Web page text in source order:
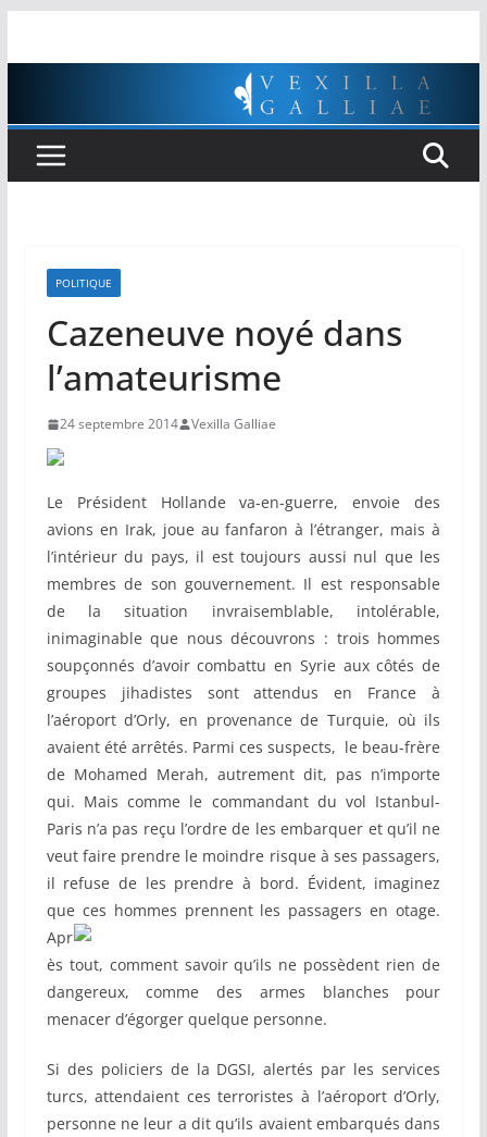
POLITIQUE
Cazeneuve noyé dans
l’amateurisme
24 septembre 2014 Vexilla Galliae
Le Président Hollande va-en-guerre, envoie des
avions en Irak, joue au fanfaron à l’étranger, mais à
l’intérieur du pays, il est toujours aussi nul que les
membres de son gouvernement. Il est responsable
de la situation invraisemblable, intolérable,
inimaginable que nous découvrons : trois hommes
soupçonnés d’avoir combattu en Syrie aux côtés de
groupes jihadistes sont attendus en France à
l’aéroport d’Orly, en provenance de Turquie, où ils
avaient été arrêtés. Parmi ces suspects, le beau-frère
de Mohamed Merah, autrement dit, pas n’importe
qui. Mais comme le commandant du vol Istanbul-
Paris n’a pas reçu l’ordre de les embarquer et qu’il ne
veut faire prendre le moindre risque à ses passagers,
il refuse de les prendre à bord. Évident, imaginez
que ces hommes prennentles passagers en otage.
Apr
ès tout, comment savoir qu’ils ne possèdent rien de
dangereux, comme des armes blanches pour
menacer d’égorger quelque personne.
Si des policiers de la DGSI, alertés par les services
turcs, attendaient ces terroristes à l’aéroport d’Orly,
personne ne leur a dit qu’ils avaient embarqués dans